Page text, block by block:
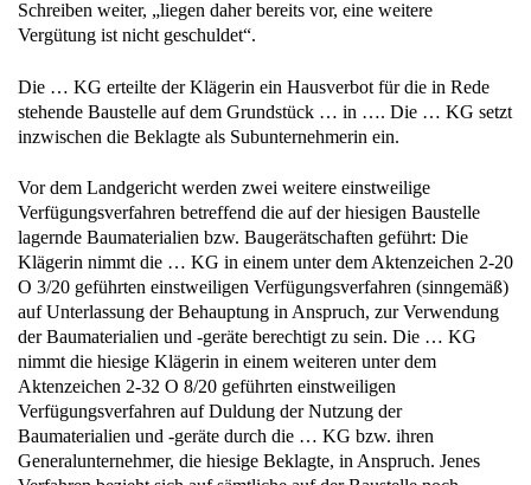
Schreiben weiter, „liegen daher bereits vor, eine weitere
Vergütung ist nicht geschuldet“.
Die … KG erteilte der Klägerin ein Hausverbot für die in Rede
stehende Baustelle auf dem Grundstück … in …. Die … KG setzt
inzwischen die Beklagte als Subunternehmerin ein.
Vor dem Landgericht werden zwei weitere einstweilige
Verfügungsverfahren betreffend die auf der hiesigen Baustelle
lagernde Baumaterialien bzw. Baugerätschaften geführt: Die
Klägerin nimmt die … KG in einem unter dem Aktenzeichen 2-20
O 3/20 geführten einstweiligen Verfügungsverfahren (sinngemäß)
auf Unterlassung der Behauptung in Anspruch, zur Verwendung
der Baumaterialien und -geräte berechtigt zu sein. Die … KG
nimmt die hiesige Klägerin in einem weiteren unter dem
Aktenzeichen 2-32 O 8/20 geführten einstweiligen
Verfügungsverfahren auf Duldung der Nutzung der
Baumaterialien und -geräte durch die … KG bzw. ihren
Generalunternehmer, die hiesige Beklagte, in Anspruch. Jenes